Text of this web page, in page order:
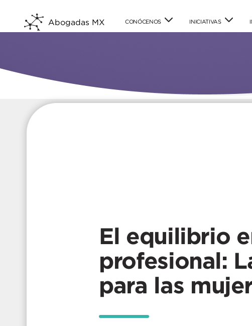
Abogadas MX CONÓCENOS INICIATIVAS
El equilibrio
profesional:
para las